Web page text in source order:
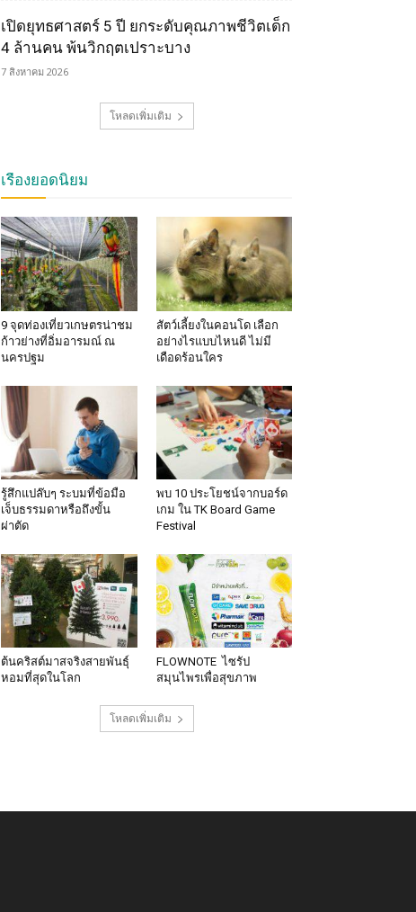
เปิดยุทธศาสตร์ 5 ปี ยกระดับคุณภาพชีวิตเด็ก
4 ล้านคน พ้นวิกฤตเปราะบาง
7 สิงหาคม 2026
โหลดเพิ่มเติม
เรื่องยอดนิยม
9 จุดท่องเที่ยวเกษตรน่าชม
ก้าวย่างที่อิ่มอารมณ์ ณ
นครปฐม
สัตว์เลี้ยงในคอนโด เลือก
อย่างไรแบบไหนดี ไม่มี
เดือดร้อนใคร
รู้สึกแปล๊บๆ ระบมที่ข้อมือ
เจ็บธรรมดาหรือถึงขั้น
ผ่าตัด
พบ 10 ประโยชน์จากบอร์ด
เกม ใน TK Board Game
Festival
ต้นคริสต์มาสจริงสายพันธุ์
หอมที่สุดในโลก
FLOWNOTE ไซรัป
สมุนไพรเพื่อสุขภาพ
โหลดเพิ่มเติม